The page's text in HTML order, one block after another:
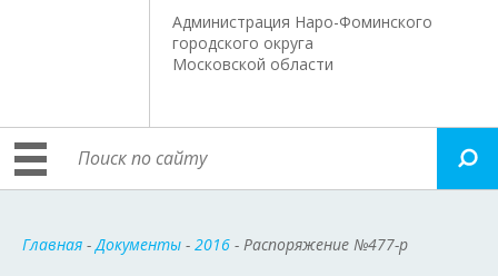
Администрация Наро-Фоминского
городского округа
Московской области
Главная -Документы - 2016 - Распоряжение №477-р